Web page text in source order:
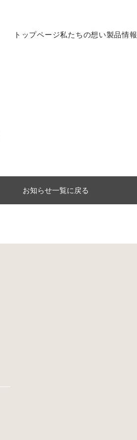
トップページ私たちの想い製品情報
お知らせ一覧に戻る